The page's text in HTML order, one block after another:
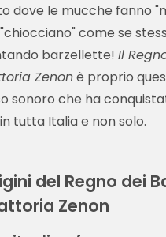
dove le mucche fanno
come se
barzellette! Il
Zenonè proprio
sonoro che ha
tutta Italia e non solo.
del Regno dei
Zenon